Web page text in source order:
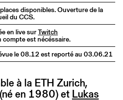
disponibles. Ouverture de la
du CCS.
en live surTwitch
compte est nécéssaire.
le 08.12 est reporté au 03.06.21
à la ETH Zurich,
(né en 1980) et Lukas